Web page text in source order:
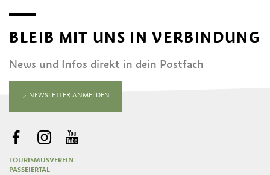
BLEIB MIT UNS IN VERBINDUNG
News und Infos direkt in dein Postfach
NEWSLETTER ANMELDEN
TOURISMUSVEREIN
PASSEIERTAL